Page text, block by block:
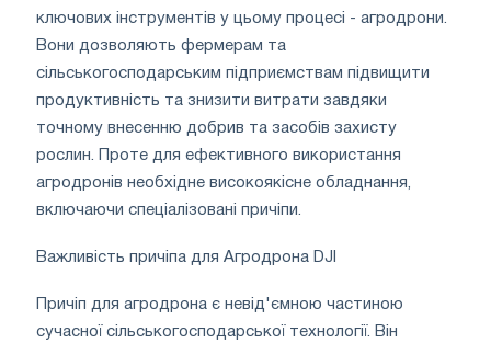
ключових інструментів у цьому процесі - агродрони.
Вони дозволяють фермерам та
сільськогосподарським підприємствам підвищити
продуктивність та знизити витрати завдяки
точному внесенню добрив та засобів захисту
рослин. Проте для ефективного використання
агродронів необхідне високоякісне обладнання,
включаючи спеціалізовані причіпи.
Важливість причіпа для Агродрона DJI
Причіп для агродрона є невід'ємною частиною
сучасної сільськогосподарської технології. Він